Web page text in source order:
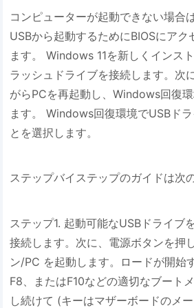
コンピューターが起動できない場合
USBから起動するためにBIOSにアク
ます。 Windows 11を新しくインス
ラッシュドライブを接続します。次
がらPCを再起動し、Windows回復
ます。 Windows回復環境でUSBド
とを選択します。
ステップバイステップのガイドは次
ステップ1. 起動可能なUSBドライブ
接続します。次に、電源ボタンを押
ン/PC を起動します。ロードが開始
F8、またはF10などの適切なブート
し続けて (キーはマザーボードのメ